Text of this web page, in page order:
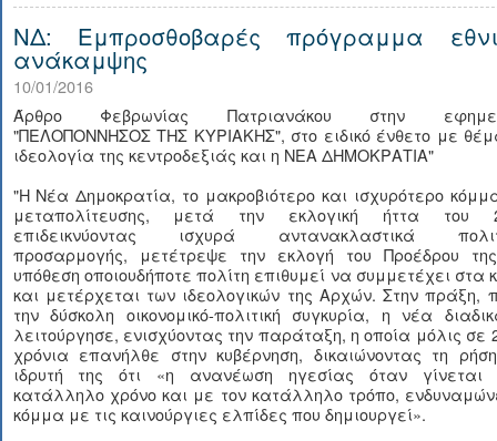
ΝΔ: Εμπροσθοβαρές πρόγραμμα
ανάκαμψης
10/01/2016
Άρθρο Φεβρωνίας Πατριανάκου στην
"ΠΕΛΟΠΟΝΝΗΣΟΣ ΤΗΣ ΚΥΡΙΑΚΗΣ", στο ειδικό ένθετο με
ιδεολογία της κεντροδεξιάς και η ΝΕΑ ΔΗΜΟΚΡΑΤΙΑ"
"Η Νέα Δημοκρατία, το μακροβιότερο και ισχυρότερο
μεταπολίτευσης, μετά την εκλογική ήττα του
επιδεικνύοντας ισχυρά αντανακλαστικά
προσαρμογής, μετέτρεψε την εκλογή του Προέδρου
υπόθεση οποιουδήποτε πολίτη επιθυμεί να συμμετέχει στα
και μετέρχεται των ιδεολογικών της Αρχών. Στην πράξη,
την δύσκολη οικονομικό-πολιτική συγκυρία, η νέα
λειτούργησε, ενισχύοντας την παράταξη, η οποία μόλις σε
χρόνια επανήλθε στην κυβέρνηση, δικαιώνοντας τη
ιδρυτή της ότι «η ανανέωση ηγεσίας όταν γίνεται
κατάλληλο χρόνο και με τον κατάλληλο τρόπο,
κόμμα με τις καινούργιες ελπίδες που δημιουργεί».